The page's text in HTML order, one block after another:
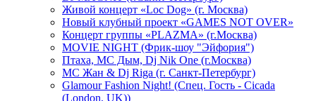
Живой концерт «Loc Dog» (г. Москва)
Новый клубный проект «GAMES NOT OVER»
Концерт группы «PLAZMA» (г.Москва)
MOVIE NIGHT (Фрик-шоу "Эйфория")
Птаха, МС Дым, Dj Nik One (г.Москва)
МС Жан & Dj Riga (г. Санкт-Петербург)
Glamour Fashion Night! (Спец. Гость - Cicada
(London, UK))